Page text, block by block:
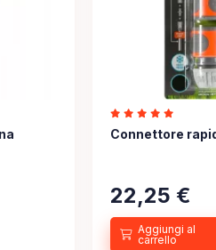
Connettore
22,25 €